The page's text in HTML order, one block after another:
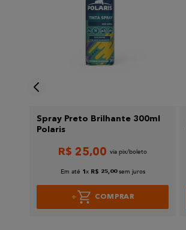
Spray Preto Brilhante 300ml
Polaris
R$ 25,00
Em até 1 x R$ 25,00 sem juros
COMPRAR